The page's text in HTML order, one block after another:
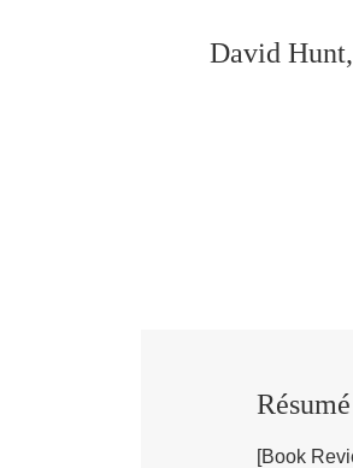
David
Résumé
[Book